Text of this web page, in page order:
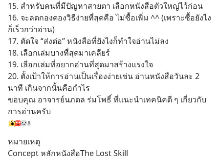
15. สำหรับคนที่มีปัญหาสายตา เลือกหนังสือตัวใหญ่ไว้ก่อน
16. จะลดกองดองวิธีง่ายที่สุดคือ ไม่ซื้อเพิ่ม ^^ (เพราะซื้อยังไง
ก็เร็วกว่าอ่าน)
17. ตัดใจ “ส่งต่อ” หนังสือที่ยังไงก็ทำใจอ่านไม่ลง
18. เลือกเล่มบางที่สุดมาเคลียร์
19. เลือกเล่มที่อยากอ่านที่สุดมาสร้างแรงใจ
20. ตั้งเป้าให้การอ่านเป็นเรื่องง่ายเช่น อ่านหนังสือวันละ 2
นาที เกินจากนั้นคือกำไร
ขอบคุณ อาจารย์นภดล ร่มโพธิ์ ที่แนะนำเทคนิคดี ๆ เกี่ยวกับ
การอ่านครับ
8
หมายเหตุ
Concept หลักหนังสือThe Lost Skill